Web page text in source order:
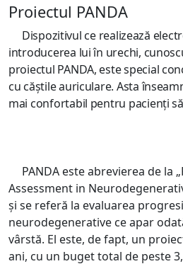
Proiectul PANDA
Dispozitivul ce realizează
introducerea lui în urechi,
proiectul PANDA, este special
cu căștile auriculare. Asta
mai confortabil pentru pacienţi
PANDA este abrevierea de la
Assessment in
și se referă la evaluarea
neurodegenerative ce apar
vârstă. El este, de fapt, un
ani, cu un buget total de peste